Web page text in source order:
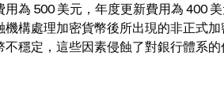
用為 500 美元，年度更新費用為 400
機構處理加密貨幣後所出現的非正式
不穩定，這些因素侵蝕了對銀行體系